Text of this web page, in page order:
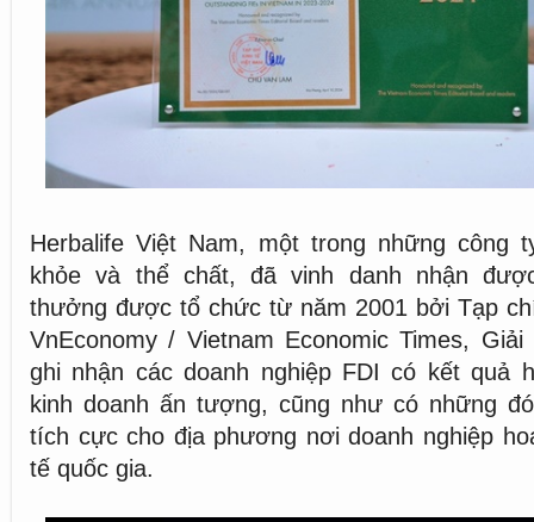
Herbalife Việt Nam, một trong những công
khỏe và thể chất, đã vinh danh nhận
thưởng được tổ chức từ năm 2001 bởi Tạp
VnEconomy / Vietnam Economic Times,
ghi nhận các doanh nghiệp FDI có kết quả
kinh doanh ấn tượng, cũng như có những
tích cực cho địa phương nơi doanh nghiệp
tế quốc gia.